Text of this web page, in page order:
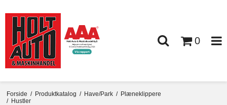
0
Forside / Produktkatalog / Have/Park / Plæneklippere
/ Hustler